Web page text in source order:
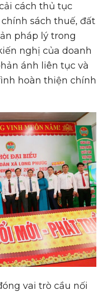
cách thủ tục
sách thuế, đất
pháp lý trong
nghị của doanh
ánh liên tục và
hoàn thiện chính
vai trò cầu nối